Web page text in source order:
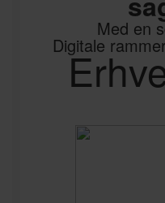
Med en
Digitale